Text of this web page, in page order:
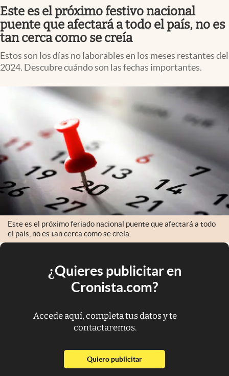
Este es el próximo festivo nacional
puente que afectará a todo el país, no es
tan cerca como se creía
Estos son los días no laborables en los meses restantes del
2024. Descubre cuándo son las fechas importantes.
Este es el próximo feriado nacional puente que afectará a todo
el país, no es tan cerca como se creía.
¿Quieres publicitar en
Cronista.com?
Accede aquí, completa tus datos y te
contactaremos.
Quiero publicitarabre en nueva pestaña